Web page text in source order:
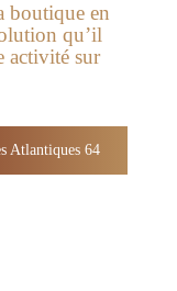
boutique en
qu’il
activité sur
Atlantiques 64